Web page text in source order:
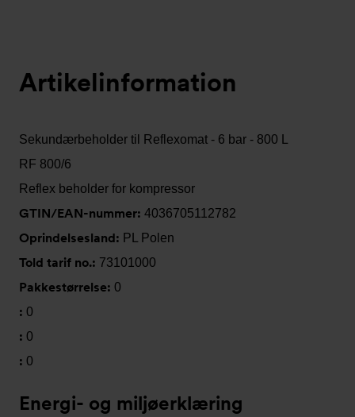
Artikelinformation
Sekundærbeholder til Reflexomat - 6 bar - 800 L
RF 800/6
Reflex beholder for kompressor
GTIN/EAN-nummer: 4036705112782
Oprindelsesland: PL Polen
Told tarif no.: 73101000
Pakkestørrelse: 0
: 0
: 0
: 0
Energi- og miljøerklæring